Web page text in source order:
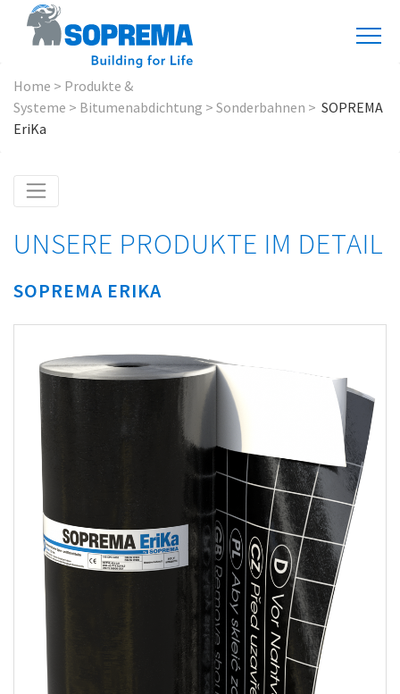
Home > Produkte &
Systeme > Bitumenabdichtung > Sonderbahnen > SOPREMA
EriKa
UNSERE PRODUKTE IM DETAIL
SOPREMA ERIKA